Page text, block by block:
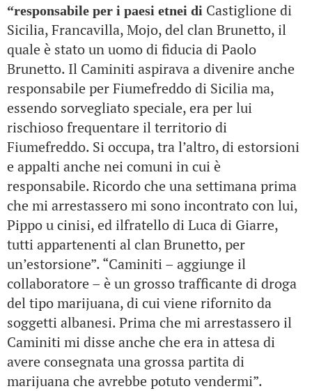
“responsabile per i paesi etnei di Castiglione di
Sicilia, Francavilla, Mojo, del clan Brunetto, il
quale è stato un uomo di fiducia di Paolo
Brunetto. Il Caminiti aspirava a divenire anche
responsabile per Fiumefreddo di Sicilia ma,
essendo sorvegliato speciale, era per lui
rischioso frequentare il territorio di
Fiumefreddo. Si occupa, tra l’altro, di estorsioni
e appalti anche nei comuni in cui è
responsabile. Ricordo che una settimana prima
che mi arrestassero mi sono incontrato con lui,
Pippo u cinisi, ed ilfratello di Luca di Giarre,
tutti appartenenti al clan Brunetto, per
un’estorsione”. “Caminiti – aggiunge il
collaboratore – è un grosso trafficante di droga
del tipo marijuana, di cui viene rifornito da
soggetti albanesi. Prima che mi arrestassero il
Caminiti mi disse anche che era in attesa di
avere consegnata una grossa partita di
marijuana che avrebbe potuto vendermi”.